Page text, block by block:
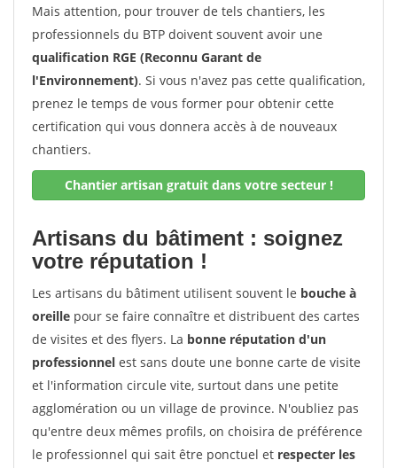
Mais attention, pour trouver de tels chantiers, les
professionnels du BTP doivent souvent avoir une
qualification RGE (Reconnu Garant de
l'Environnement). Si vous n'avez pas cette qualification,
prenez le temps de vous former pour obtenir cette
certification qui vous donnera accès à de nouveaux
chantiers.
Chantier artisan gratuit dans votre secteur !
Artisans du bâtiment : soignez
votre réputation !
Les artisans du bâtiment utilisent souvent le bouche à
oreille pour se faire connaître et distribuent des cartes
de visites et des flyers. La bonne réputation d'un
professionnel est sans doute une bonne carte de visite
et l'information circule vite, surtout dans une petite
agglomération ou un village de province. N'oubliez pas
qu'entre deux mêmes profils, on choisira de préférence
le professionnel qui sait être ponctuel et respecter les